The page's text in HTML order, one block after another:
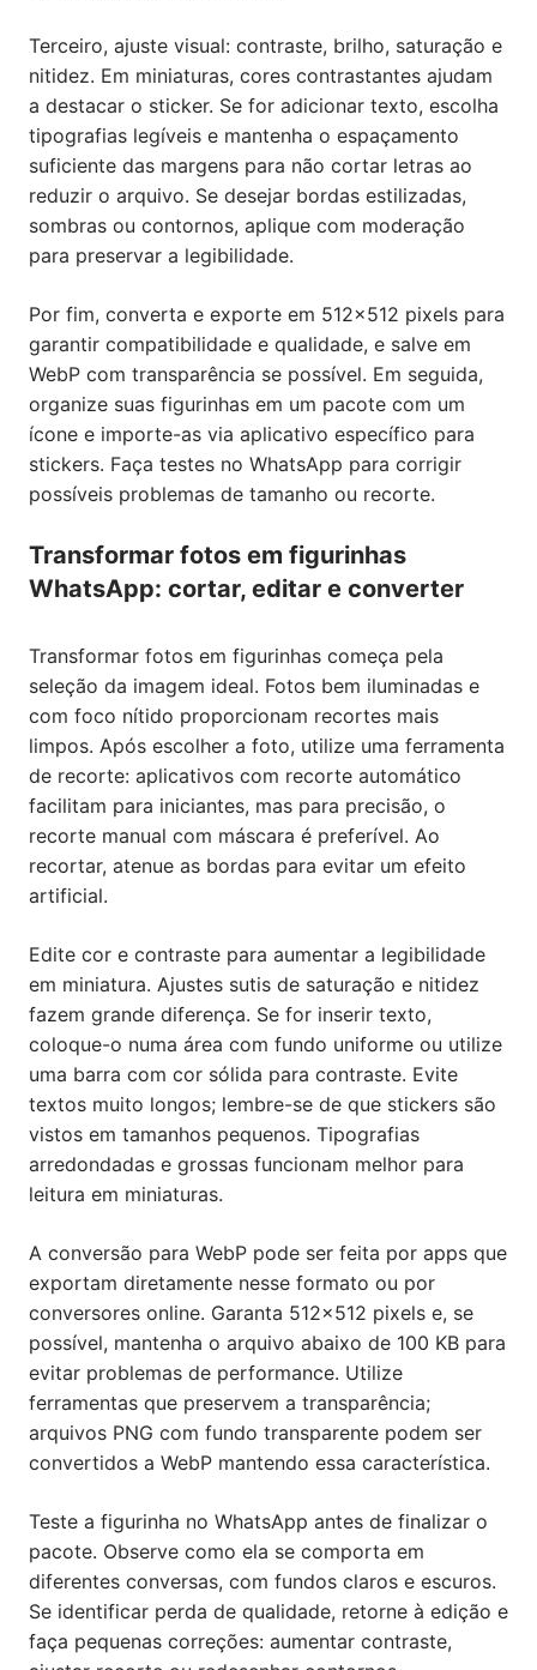
Terceiro, ajuste visual: contraste, brilho, saturação e
nitidez. Em miniaturas, cores contrastantes ajudam
a destacar o sticker. Se for adicionar texto, escolha
tipografias legíveis e mantenha o espaçamento
suficiente das margens para não cortar letras ao
reduzir o arquivo. Se desejar bordas estilizadas,
sombras ou contornos, aplique com moderação
para preservar a legibilidade.
Por fim, converta e exporte em 512×512 pixels para
garantir compatibilidade e qualidade, e salve em
WebP com transparência se possível. Em seguida,
organize suas figurinhas em um pacote com um
ícone e importe-as via aplicativo específico para
stickers. Faça testes no WhatsApp para corrigir
possíveis problemas de tamanho ou recorte.
Transformar fotos em figurinhas
WhatsApp: cortar, editar e converter
Transformar fotos em figurinhas começa pela
seleção da imagem ideal. Fotos bem iluminadas e
com foco nítido proporcionam recortes mais
limpos. Após escolher a foto, utilize uma ferramenta
de recorte: aplicativos com recorte automático
facilitam para iniciantes, mas para precisão, o
recorte manual com máscara é preferível. Ao
recortar, atenue as bordas para evitar um efeito
artificial.
Edite cor e contraste para aumentar a legibilidade
em miniatura. Ajustes sutis de saturação e nitidez
fazem grande diferença. Se for inserir texto,
coloque-o numa área com fundo uniforme ou utilize
uma barra com cor sólida para contraste. Evite
textos muito longos; lembre-se de que stickers são
vistos em tamanhos pequenos. Tipografias
arredondadas e grossas funcionam melhor para
leitura em miniaturas.
A conversão para WebP pode ser feita por apps que
exportam diretamente nesse formato ou por
conversores online. Garanta 512×512 pixels e, se
possível, mantenha o arquivo abaixo de 100 KB para
evitar problemas de performance. Utilize
ferramentas que preservem a transparência;
arquivos PNG com fundo transparente podem ser
convertidos a WebP mantendo essa característica.
Teste a figurinha no WhatsApp antes de finalizar o
pacote. Observe como ela se comporta em
diferentes conversas, com fundos claros e escuros.
Se identificar perda de qualidade, retorne à edição e
faça pequenas correções: aumentar contraste,